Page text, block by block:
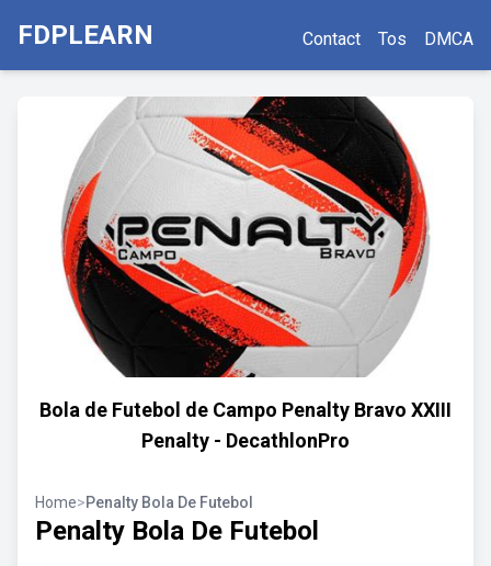
FDPLEARN Contact Tos DMCA
Bola de Futebol de Campo Penalty Bravo XXIII
Penalty - DecathlonPro
Home>Penalty Bola De Futebol
Penalty Bola De Futebol